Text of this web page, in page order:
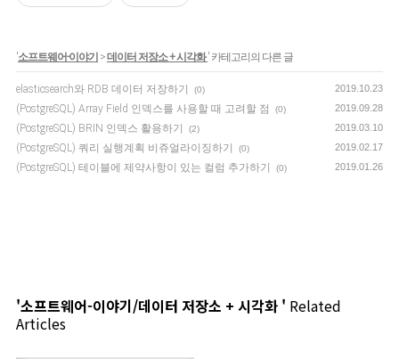
'소프트웨어-이야기 >데이터 저장소 + 시각화' 카테고리의 다른 글
elasticsearch와 RDB 데이터 저장하기 (0) 2019.10.23
(PostgreSQL) Array Field 인덱스를 사용할 때 고려할 점 (0) 2019.09.28
(PostgreSQL) BRIN 인덱스 활용하기 (2) 2019.03.10
(PostgreSQL) 쿼리 실행계획 비쥬얼라이징하기 (0) 2019.02.17
(PostgreSQL) 테이블에 제약사항이 있는 컬럼 추가하기 (0) 2019.01.26
'소프트웨어-이야기/데이터 저장소 + 시각화 ' Related
Articles